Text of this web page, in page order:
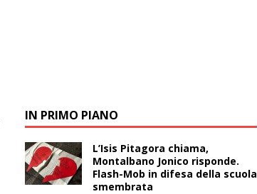
IN PRIMO PIANO
L’Isis Pitagora chiama,
Montalbano Jonico risponde.
Flash-Mob in difesa della scuola
smembrata